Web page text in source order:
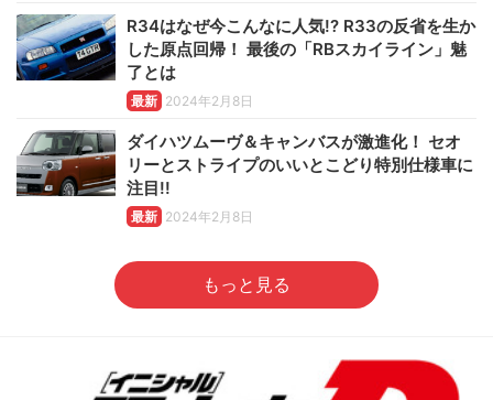
R34はなぜ今こんなに人気!? R33の反省を生か
した原点回帰！ 最後の「RBスカイライン」魅
了とは
最新 2024年2月8日
ダイハツムーヴ＆キャンバスが激進化！ セオ
リーとストライプのいいとこどり特別仕様車に
注目!!
最新 2024年2月8日
もっと見る